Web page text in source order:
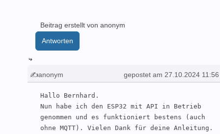
Beitrag erstellt von anonym
Antworten
↳
✍anonym gepostet am 27.10.2024 11:56
Hallo Bernhard.
Nun habe ich den ESP32 mit API in Betrieb
genommen und es funktioniert bestens (auch
ohne MQTT). Vielen Dank für deine Anleitung.